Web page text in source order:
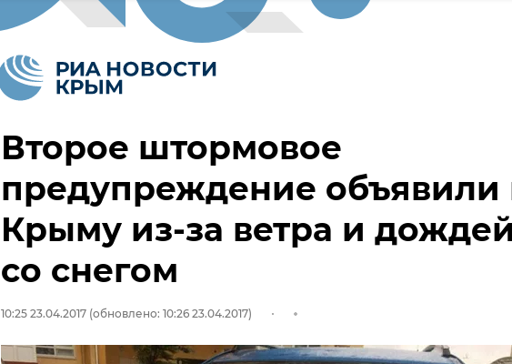
Второе штормовое
предупреждение объявили
Крыму из-за ветра и
со снегом
10:25 23.04.2017 (обновлено: 10:26 23.04.2017)